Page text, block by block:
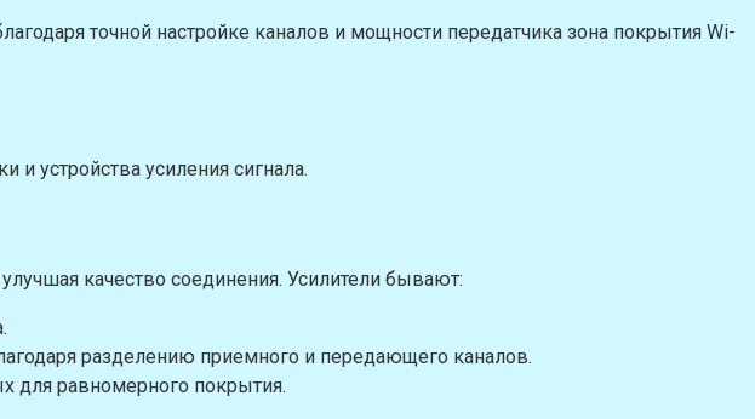
точной настройке каналов и мощности передатчика зона покрытия Wi-
устройства усиления сигнала.
качество соединения. Усилители бывают:
разделению приемного и передающего каналов.
для равномерного покрытия.